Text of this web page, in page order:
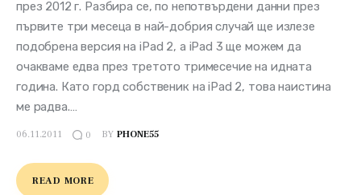
през 2012 г. Разбира се, по непотвърдени данни през
първите три месеца в най-добрия случай ще излезе
подобрена версия на iPad 2, а iPad 3 ще можем да
очакваме едва през третото тримесечие на идната
година. Като горд собственик на iPad 2, това наистина
ме радва.…
06.11.2011 0 BY PHONE55
READ MORE